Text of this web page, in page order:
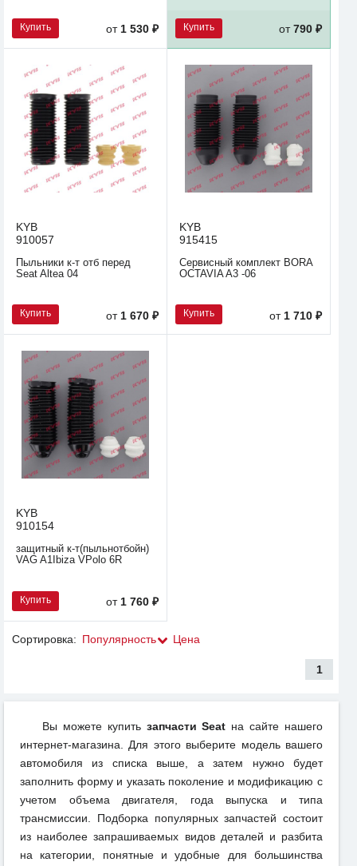
Купить от1 530 ₽ Купить от790 ₽
KYB
910057
Пыльники к-т отб перед
Seat Altea 04
Купить от 1 670 ₽
KYB
915415
Сервисный комплект BORA
OCTAVIA A3 -06
Купить от 1 710 ₽
KYB
910154
защитный к-т(пыльнотбойн)
VAG A1Ibiza VPolo 6R
Купить от1 760 ₽
Сортировка: Популярность Цена
1
Вы можете купить запчасти Seat на сайте нашего
интернет-магазина. Для этого выберите модель вашего
автомобиля из списка выше, а затем нужно будет
заполнить форму и указать поколение и модификацию с
учетом объема двигателя, года выпуска и типа
трансмиссии. Подборка популярных запчастей состоит
из наиболее запрашиваемых видов деталей и разбита
на категории, понятные и удобные для большинства